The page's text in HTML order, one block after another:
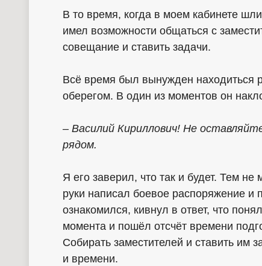
В то время, когда в моем кабинете
имел возможности общаться с
совещание и ставить задачи.
Всё время был вынужден находиться
оберегом. В один из моментов он
– Василий Кириллович! Не
рядом.
Я его заверил, что так и будет. Тем
руки написал боевое распоряжение и
ознакомился, кивнул в ответ, что
момента и пошёл отсчёт времени
Собирать заместителей и ставить им
и времени.